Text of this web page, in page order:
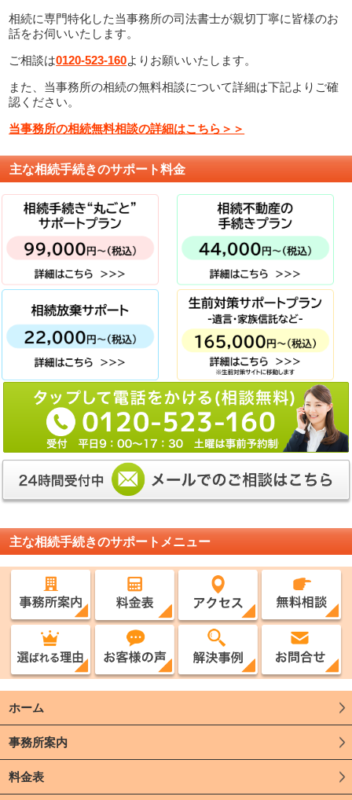
相続に専門特化した当事務所の司法書士が親切丁寧に皆様のお
話をお伺いいたします。
ご相談は0120-523-160よりお願いいたします。
また、当事務所の相続の無料相談について詳細は下記よりご確
認ください。
当事務所の相続無料相談の詳細はこちら＞＞
主な相続手続きのサポート料金
主な相続手続きのサポートメニュー
ホーム
事務所案内
料金表